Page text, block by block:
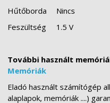
Hűtőborda
Nincs
Feszültség
1.5 V
További használt
Memóriák
Eladó használt számítógép
alaplapok, memóriák ....)